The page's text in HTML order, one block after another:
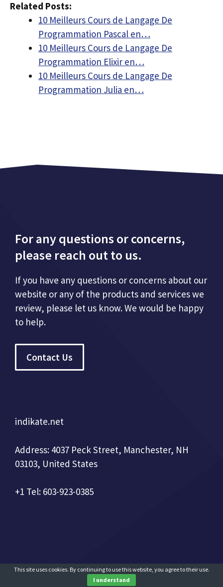
Related Posts:
10 Meilleurs Cours de Langage De
Programmation Pascal en…
10 Meilleurs Cours de Langage De
Programmation Elixir en…
10 Meilleurs Cours de Langage De
Programmation Julia en…
For any questions or concerns,
please reach out to us.
If you have any questions or concerns about our
website or any of the products and services we
review, please let us know. We would be happy
to help.
Contact Us
indikate.net
Address: 4037 Peck Street, Manchester, NH
03103, United States
+1 Tel: 603-923-0385
This site uses cookies. By continuing to use this website, you agree to their use.
I understand